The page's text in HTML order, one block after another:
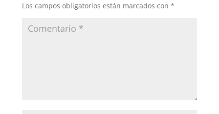
Los campos obligatorios están marcados con *